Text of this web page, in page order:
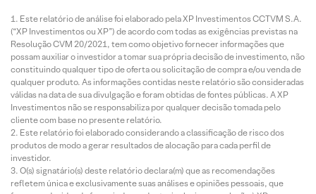
Este relatório de análise foi elaborado pela XP Investimentos CCTVM S.A.
(“XP Investimentos ou XP”) de acordo com todas as exigências previstas na
Resolução CVM 20/2021, tem como objetivo fornecer informações que
possam auxiliar o investidor a tomar sua própria decisão de investimento, não
constituindo qualquer tipo de oferta ou solicitação de compra e/ou venda de
qualquer produto. As informações contidas neste relatório são consideradas
válidas na data de sua divulgação e foram obtidas de fontes públicas. A XP
Investimentos não se responsabiliza por qualquer decisão tomada pelo
cliente com base no presente relatório.
Este relatório foi elaborado considerando a classificação de risco dos
produtos de modo a gerar resultados de alocação para cada perfil de
investidor.
O(s) signatário(s) deste relatório declara(m) que as recomendações
refletem única e exclusivamente suas análises e opiniões pessoais, que